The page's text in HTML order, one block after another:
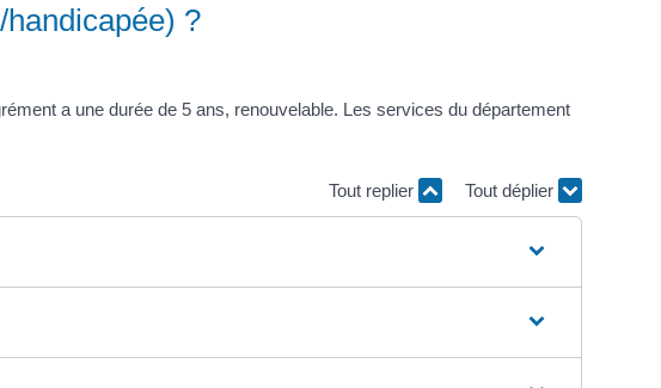
?
a une durée de 5 ans, renouvelable. Les services du département
Tout replier Tout déplier